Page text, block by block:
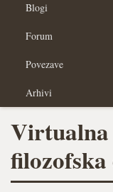
Blogi
Forum
Povezave
Arhivi
Virtualna